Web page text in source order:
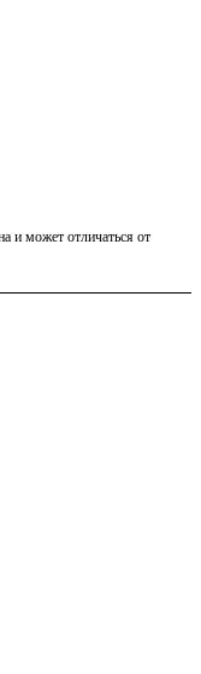
и может отличаться от